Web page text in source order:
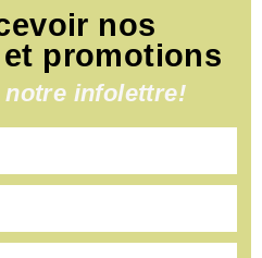
nos
promotions
notre infolettre!